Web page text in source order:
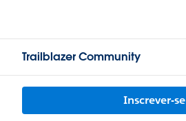
Trailblazer Community
Inscrever-se